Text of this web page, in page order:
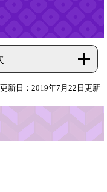
更新日：2019年7月22日更新